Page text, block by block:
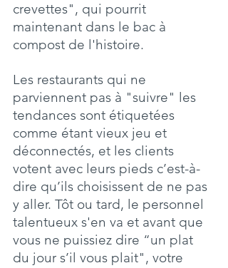
crevettes", qui pourrit
maintenant dans le bac à
compost de l'histoire.
Les restaurants qui ne
parviennent pas à "suivre" les
tendances sont étiquetées
comme étant vieux jeu et
déconnectés, et les clients
votent avec leurs pieds c’est-à-
dire qu’ils choisissent de ne pas
y aller. Tôt ou tard, le personnel
talentueux s'en va et avant que
vous ne puissiez dire “un plat
du jour s’il vous plait", votre